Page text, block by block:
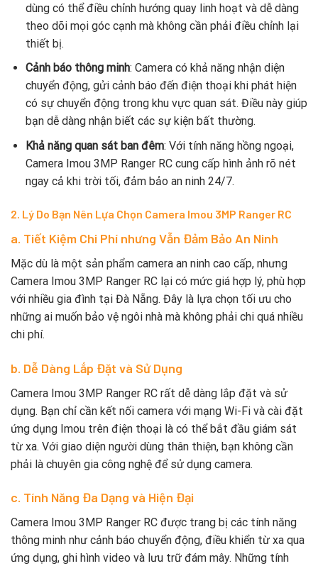
dùng có thể điều chỉnh hướng quay linh hoạt và dễ dàng
theo dõi mọi góc cạnh mà không cần phải điều chỉnh lại
thiết bị.
Cảnh báo thông minh: Camera có khả năng nhận diện
chuyển động, gửi cảnh báo đến điện thoại khi phát hiện
có sự chuyển động trong khu vực quan sát. Điều này giúp
bạn dễ dàng nhận biết các sự kiện bất thường.
Khả năng quan sát ban đêm: Với tính năng hồng ngoại,
Camera Imou 3MP Ranger RC cung cấp hình ảnh rõ nét
ngay cả khi trời tối, đảm bảo an ninh 24/7.
2. Lý Do Bạn Nên Lựa Chọn Camera Imou 3MP Ranger RC
a. Tiết Kiệm Chi Phí nhưng Vẫn Đảm Bảo An Ninh
Mặc dù là một sản phẩm camera an ninh cao cấp, nhưng
Camera Imou 3MP Ranger RC lại có mức giá hợp lý, phù hợp
với nhiều gia đình tại Đà Nẵng. Đây là lựa chọn tối ưu cho
những ai muốn bảo vệ ngôi nhà mà không phải chi quá nhiều
chi phí.
b. Dễ Dàng Lắp Đặt và Sử Dụng
Camera Imou 3MP Ranger RC rất dễ dàng lắp đặt và sử
dụng. Bạn chỉ cần kết nối camera với mạng Wi-Fi và cài đặt
ứng dụng Imou trên điện thoại là có thể bắt đầu giám sát
từ xa. Với giao diện người dùng thân thiện, bạn không cần
phải là chuyên gia công nghệ để sử dụng camera.
c. Tính Năng Đa Dạng và Hiện Đại
Camera Imou 3MP Ranger RC được trang bị các tính năng
thông minh như cảnh báo chuyển động, điều khiển từ xa qua
ứng dụng, ghi hình video và lưu trữ đám mây. Những tính